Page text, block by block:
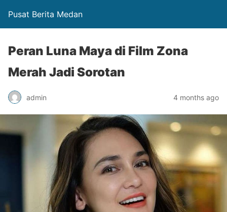
Pusat Berita Medan
Peran Luna Maya di Film Zona
Merah Jadi Sorotan
admin 4 months ago